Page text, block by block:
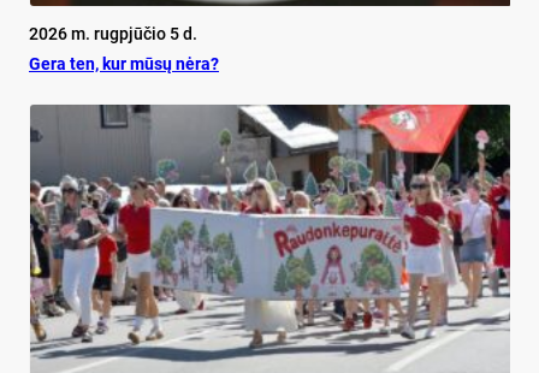
2026 m. rugpjūčio 5 d.
Ge­ra ten, kur mū­sų nė­ra?